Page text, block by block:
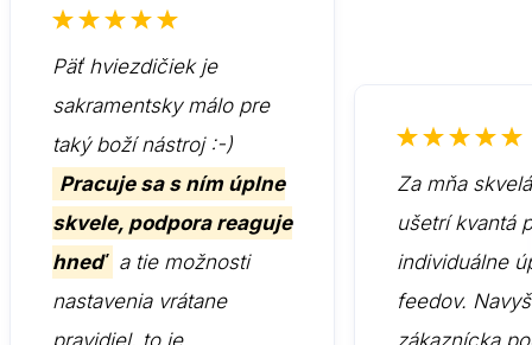
Päť hviezdičiek je
sakramentsky málo pre
taký boží nástroj :-)
Pracuje sa s ním úplne
skvele, podpora reaguje
hneď a tie možnosti
nastavenia vrátane
pravidiel, to je
Za mňa
ušetrí kvantá
individuálne
feedov.
zákaznícka